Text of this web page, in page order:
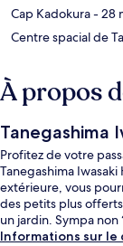
Cap Kadokura- 28
Centre spacial de
À propos
Tanegashima
Profitez de votre
Tanegashima
extérieure, vous
des petits plus
un jardin. Sympa non
Informations sur